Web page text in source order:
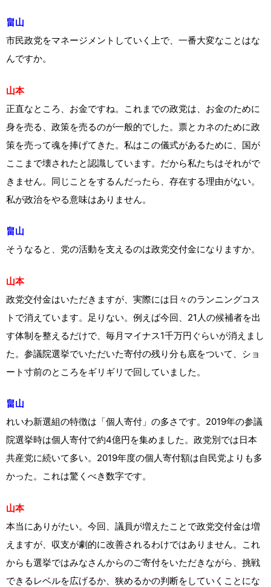
畠山
市民政党をマネージメントしていく上で、一番大変なことはな
んですか。
山本
正直なところ、お金ですね。これまでの政党は、お金のために
身を売る、政策を売るのが一般的でした。票とカネのために政
策を売って魂を捧げてきた。私はこの儀式があるために、国が
ここまで壊されたと認識しています。だから私たちはそれがで
きません。同じことをするんだったら、存在する理由がない。
私が政治をやる意味はありません。
畠山
そうなると、党の活動を支えるのは政党交付金になりますか。
山本
政党交付金はいただきますが、実際には日々のランニングコス
トで消えています。足りない。例えば今回、21人の候補者を出
す体制を整えるだけで、毎月マイナス1千万円ぐらいが消えまし
た。参議院選挙でいただいた寄付の残り分も底をついて、ショ
ート寸前のところをギリギリで回していました。
畠山
れいわ新選組の特徴は「個人寄付」の多さです。2019年の参議
院選挙時は個人寄付で約4億円を集めました。政党別では日本
共産党に続いて多い。2019年度の個人寄付額は自民党よりも多
かった。これは驚くべき数字です。
山本
本当にありがたい。今回、議員が増えたことで政党交付金は増
えますが、収支が劇的に改善されるわけではありません。これ
からも選挙ではみなさんからのご寄付をいただきながら、挑戦
できるレベルを広げるか、狭めるかの判断をしていくことにな